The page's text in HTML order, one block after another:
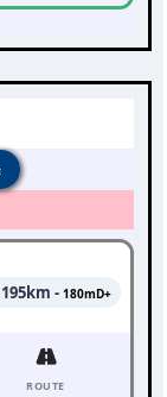
- 180mD+
ROUTE